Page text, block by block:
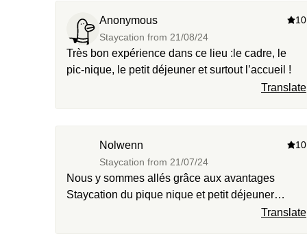
Anonymous
Staycation from 21/08/24
10
Très bon expérience dans ce lieu :le cadre, le
pic-nique, le petit déjeuner et surtout l’accueil !
Translate
Nolwenn
Staycation from 21/07/24
10
Nous y sommes allés grâce aux avantages
Staycation du pique nique et petit déjeuner
Translate